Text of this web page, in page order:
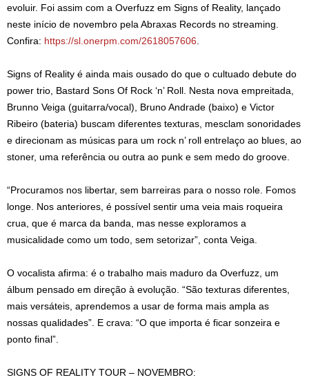
evoluir. Foi assim com a Overfuzz em Signs of Reality, lançado
neste início de novembro pela Abraxas Records no streaming.
Confira: https://sl.onerpm.com/2618057606
Signs of Reality é ainda mais ousado do que o cultuado debute do
power trio, Bastard Sons Of Rock ‘n’ Roll. Nesta nova empreitada,
Brunno Veiga (guitarra/vocal), Bruno Andrade (baixo) e Victor
Ribeiro (bateria) buscam diferentes texturas, mesclam sonoridades
e direcionam as músicas para um rock n’ roll entrelaço ao blues, ao
stoner, uma referência ou outra ao punk e sem medo do groove.
“Procuramos nos libertar, sem barreiras para o nosso role. Fomos
longe. Nos anteriores, é possível sentir uma veia mais roqueira
crua, que é marca da banda, mas nesse exploramos a
musicalidade como um todo, sem setorizar”, conta Veiga.
O vocalista afirma: é o trabalho mais maduro da Overfuzz, um
álbum pensado em direção à evolução. “São texturas diferentes,
mais versáteis, aprendemos a usar de forma mais ampla as
nossas qualidades”. E crava: “O que importa é ficar sonzeira e
ponto final”.
SIGNS OF REALITY TOUR – NOVEMBRO: